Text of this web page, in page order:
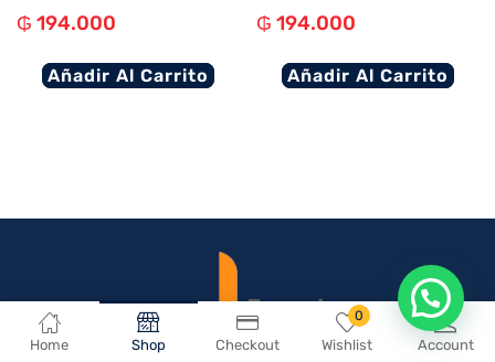
Home Shop Checkout
0
Wishlist Account
₲ 194.000
Añadir Al Carrito
₲ 194.000
Añadir Al Carrito
En que podemos ayudarte?